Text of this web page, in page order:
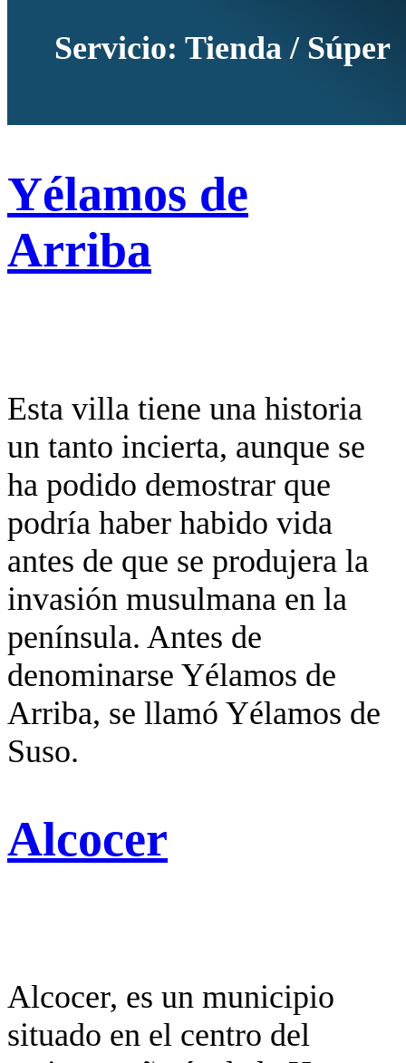
Servicio:Tienda / Súper
Yélamos de
Arriba
Esta villa tiene una historia
un tanto incierta, aunque se
ha podido demostrar que
podría haber habido vida
antes de que se produjera la
invasión musulmana en la
península. Antes de
denominarse Yélamos de
Arriba, se llamó Yélamos de
Suso.
Alcocer
Alcocer, es un municipio
situado en el centro del